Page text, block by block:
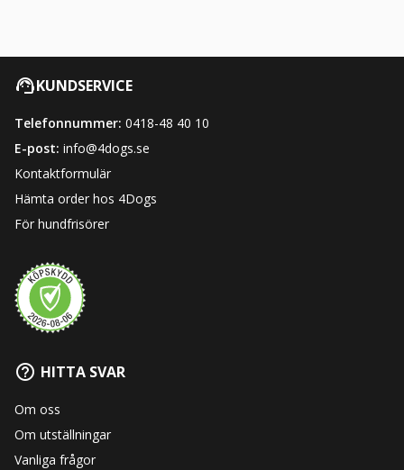
KUNDSERVICE
Telefonnummer: 0418-48 40 10
E-post: info@4dogs.se
Kontaktformulär
Hämta order hos 4Dogs
För hundfrisörer
HITTA SVAR
Om oss
Om utställningar
Vanliga frågor